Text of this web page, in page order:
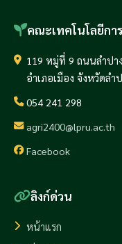
คณะเทคโนโลยีกา
119 หมู่ที่ 9 ถนนลำป
อำเภอเมือง จังหวัดลำ
054 241 298
agri2400@lpru.ac.th
Facebook
ลิงก์ด่วน
หน้าแรก